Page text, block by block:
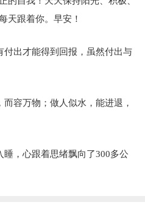
天跟着你。早安！
付出才能得到回报，虽然付出与
容万物；做人似水，能进退，
睡，心跟着思绪飘向了300多公